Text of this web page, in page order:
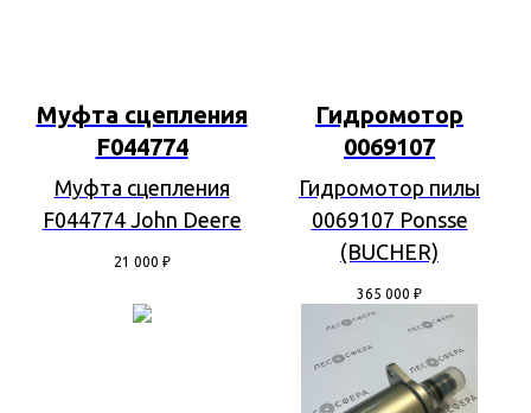
Муфта сцепления
F044774
Муфта сцепления
F044774 John Deere
21 000 ₽
Гидромотор
0069107
Гидромотор пилы
0069107 Ponsse
(BUCHER)
365 000 ₽